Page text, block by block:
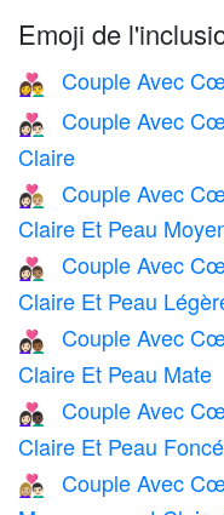
Emoji de
👩‍❤️‍👨 Couple Avec
👩🏻‍❤️‍👨🏻
Couple Avec
Claire
👩🏻‍❤️‍👨🏼
Couple Avec
Claire Et Peau
👩🏻‍❤️‍👨🏽
Couple Avec
Claire Et Peau
👩🏻‍❤️‍👨🏾
Couple Avec
Claire Et Peau Mate
👩🏻‍❤️‍👨🏿
Couple Avec
Claire Et Peau
👩🏼‍❤️‍👨🏻
Couple Avec